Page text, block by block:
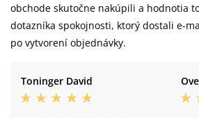
obchode skutočne nakúpili a hodnotia
dotazníka spokojnosti, ktorý dostali e-
po vytvorení objednávky.
Toninger David